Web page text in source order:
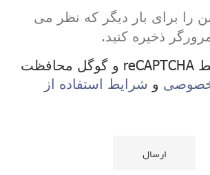
را برای بار دیگر که نظر می
ذخیره کنید.
این سایت توسط reCAPTCHA و گوگل محافظت
و شرایط استفاده از